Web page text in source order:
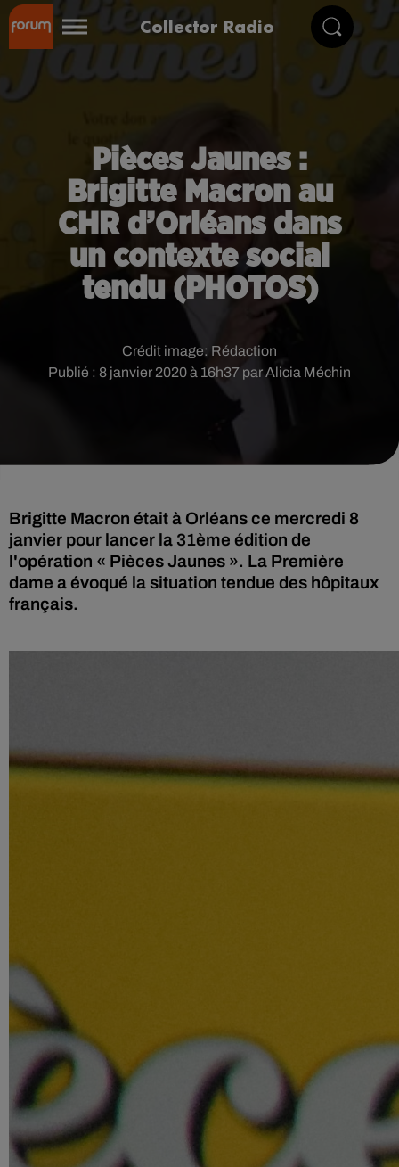
Collector Radio
Pièces Jaunes :
Brigitte Macron au
CHR d’Orléans dans
un contexte social
tendu (PHOTOS)
Publié : 8 janvier 2020 à 16h37 par Alicia Méchin
Crédit image: Rédaction
Brigitte Macron était à Orléans ce mercredi 8
janvier pour lancer la 31ème édition de
l'opération « Pièces Jaunes ». La Première
dame a évoqué la situation tendue des hôpitaux
français.